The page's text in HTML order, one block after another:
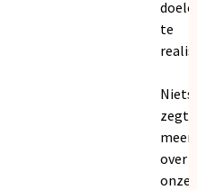
te
Niets
zegt
meer
over
onze